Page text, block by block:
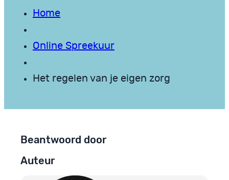
Home
Online Spreekuur
Het regelen van je eigen zorg
Beantwoord door
Auteur